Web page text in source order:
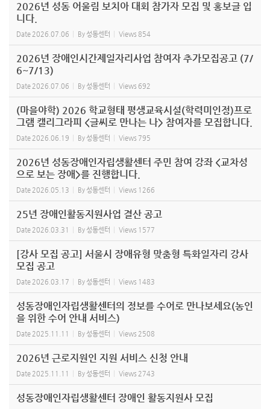
2026년 성동 어울림 보치아 대회 참가자 모집 및 홍보글 입
니다.
Date 2026.07.06 By성동센터 Views 854
2026년 장애인시간제일자리사업 참여자 추가모집공고 (7/
6~7/13)
Date 2026.07.06 By성동센터 Views 692
(마을야학) 2026 학교형태 평생교육시설(학력미인정)프로
그램 캘리그라피 <글씨로 만나는 나> 참여자를 모집합니다.
Date 2026.06.19 By성동센터 Views 795
2026년 성동장애인자립생활센터 주민 참여 강좌 <교차성
으로 보는 장애>를 진행합니다.
Date 2026.05.13 By성동센터 Views 1266
25년 장애인활동지원사업 결산 공고
Date 2026.03.31 By성동센터 Views 1577
[강사 모집 공고] 서울시 장애유형 맞춤형 특화일자리 강사
모집 공고
Date 2026.03.17 By성동센터 Views 1483
성동장애인자립생활센터의 정보를 수어로 만나보세요(농인
을 위한 수어 안내 서비스)
Date 2025.11.11 By성동센터 Views 2508
2026년 근로지원인 지원 서비스 신청 안내
Date 2025.11.11 By성동센터 Views 2743
성동장애인자립생활센터 장애인 활동지원사 모집